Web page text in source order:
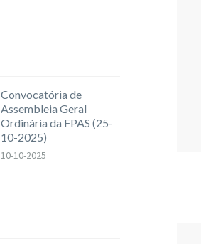
Convocatória de
Assembleia Geral
Ordinária da FPAS (25-
10-2025)
10-10-2025